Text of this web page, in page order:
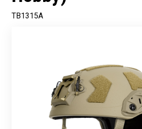
TB1315A